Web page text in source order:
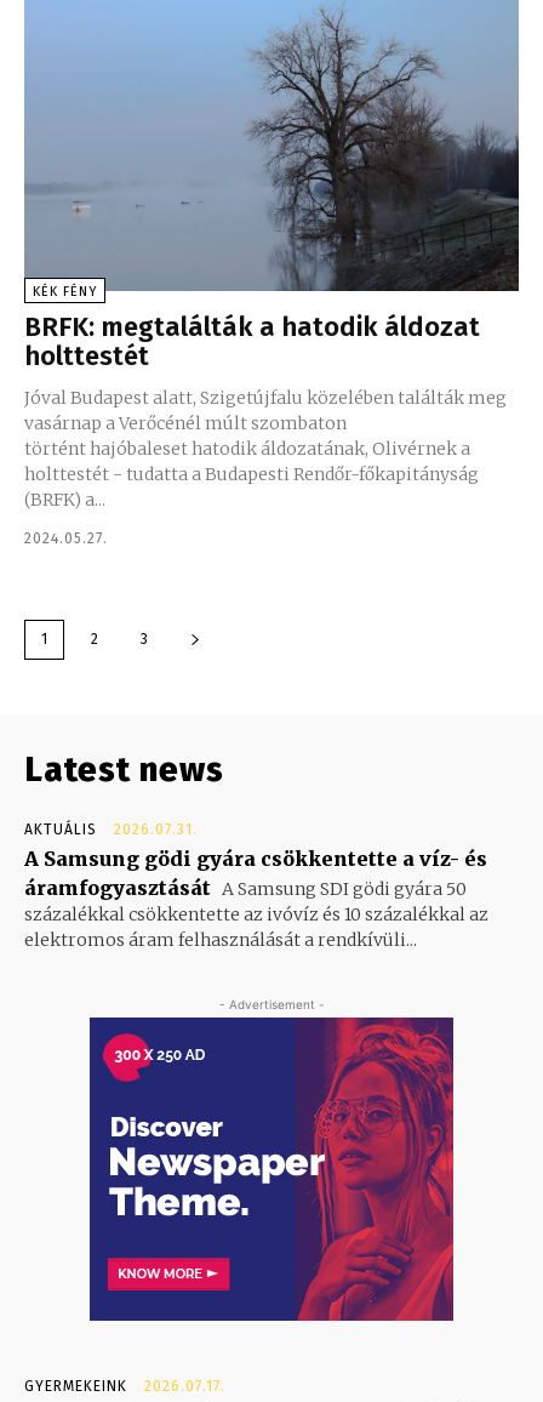
KÉK FÉNY
BRFK: megtalálták a hatodik áldozat
holttestét
Jóval Budapest alatt, Szigetújfalu közelében találták meg
vasárnap a Verőcénél múlt szombaton
történt hajóbaleset hatodik áldozatának, Olivérnek a
holttestét - tudatta a Budapesti Rendőr-főkapitányság
(BRFK) a...
2024.05.27.
1 2 3
Latest news
AKTUÁLIS 2026.07.31.
A Samsung gödi gyára csökkentette a víz- és
áramfogyasztását A Samsung SDI gödi gyára 50
százalékkal csökkentette az ivóvíz és 10 százalékkal az
elektromos áram felhasználását a rendkívüli...
- Advertisement -
GYERMEKEINK 2026.07.17.